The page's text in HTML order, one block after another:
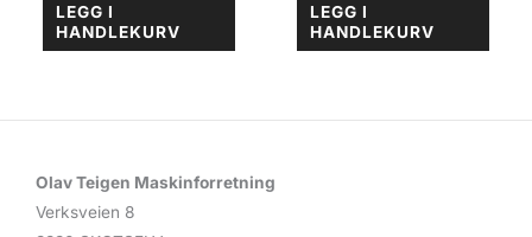
LEGG I
HANDLEKURV
LEGG I
HANDLEKURV
Olav Teigen Maskinforretning
Verksveien 8